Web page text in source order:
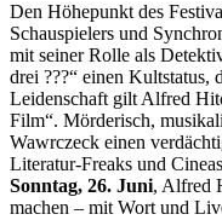
Den Höhepunkt des
Schauspielers und
mit seiner Rolle als
drei ???“ einen Kultstatus,
Leidenschaft gilt Alfred
Film“. Mörderisch,
Wawrczeck einen
Literatur-Freaks und
Sonntag, 26. Juni, Alfred
machen – mit Wort und